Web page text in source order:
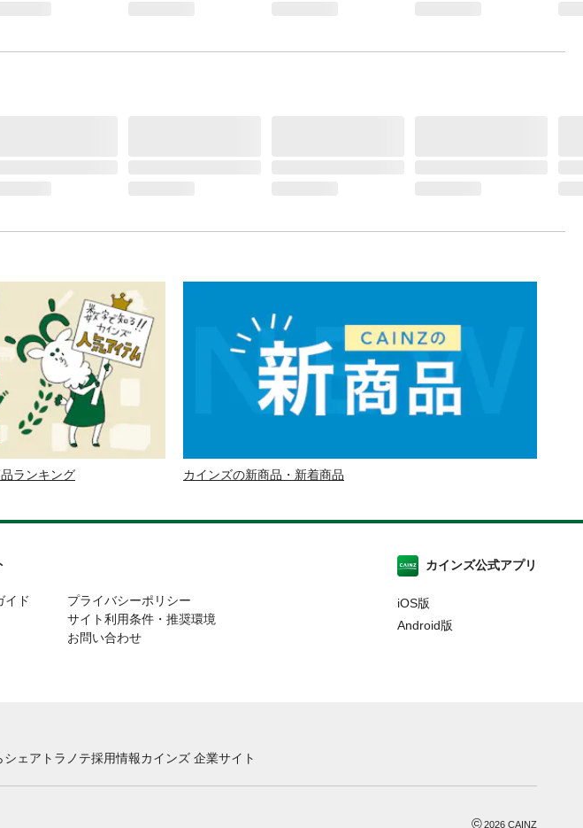
ランキング カインズの新商品・新着商品
イド
プライバシーポリシー
サイト利用条件・推奨環境
お問い合わせ
カインズ公式アプリ
iOS版
Android版
シェア トラノテ採用情報カインズ 企業サイト
©2026 CAINZ